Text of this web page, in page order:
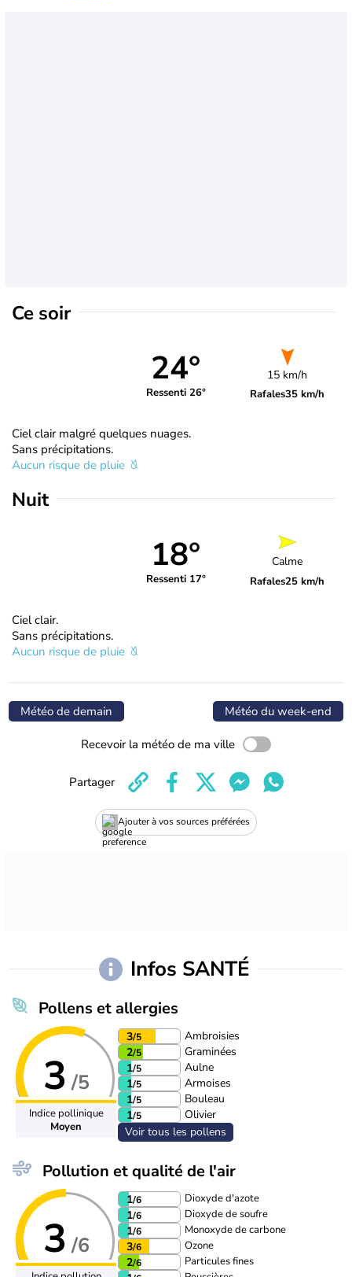
Ce soir
24°
Ressenti 26°
15 km/h
Rafales35 km/h
Ciel clair malgré quelques nuages.
Sans précipitations.
Aucun risque de pluie
Nuit
18°
Ressenti 17°
Calme
Rafales25 km/h
Ciel clair.
Sans précipitations.
Aucun risque de pluie
Météo de demain Météo du week-end
Recevoir la météo de ma ville
Ajouter à vos sources préférées
Partager
Infos SANTÉ
Pollens et allergies
3 /5
Indice pollinique
Moyen
3/5
Ambroisies
2/5
Graminées
1/5
Aulne
1/5
Armoises
1/5
Bouleau
1/5
Olivier
Voir tous les pollens
Pollution et qualité de l'air
3 /6
1/6 Dioxyde d'azote
1/6 Dioxyde de soufre
1/6 Monoxyde de carbone
3/6 Ozone
2/6 Particules fines